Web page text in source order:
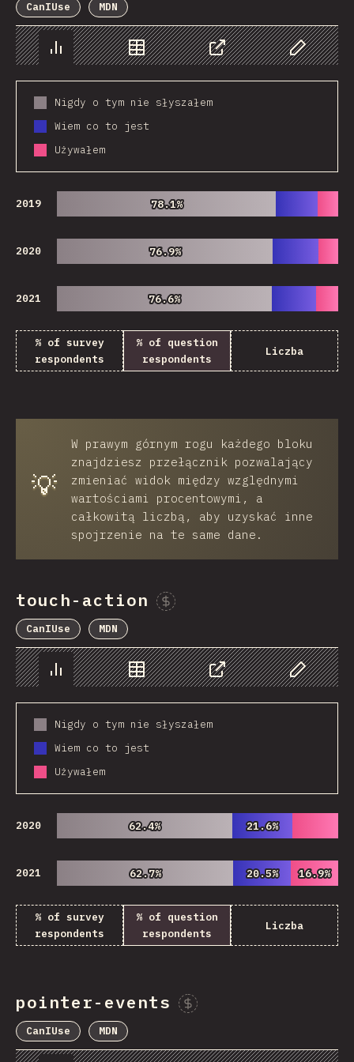
CanIUse MDN
Chart Data Share Customize
Nigdy o tym nie słyszałem
Wiem co to jest
Używałem
2019 78.1%
78.1%
2020 76.9%
76.9%
2021 76.6%
76.6%
% of survey
respondents
% of question
respondents
Liczba
💡
W prawym górnym rogu każdego bloku
znajdziesz przełącznik pozwalający
zmieniać widok między względnymi
wartościami procentowymi, a
całkowitą liczbą, aby uzyskać inne
spojrzenie na te same dane.
touch-action
CanIUse MDN
Chart Data Share Customize
Nigdy o tym nie słyszałem
Wiem co to jest
Używałem
2020 62.4%
62.4% 21.6%
21.6%
2021 62.7%
62.7% 20.5%
20.5% 16.9%
16.9%
% of survey
respondents
% of question
respondents
Liczba
pointer-events
CanIUse MDN